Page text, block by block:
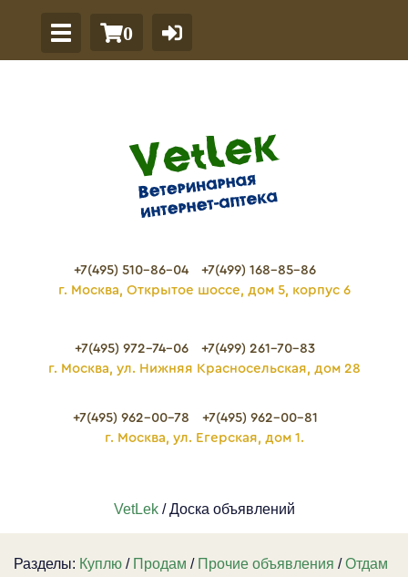
0
+7(495) 510-86-04
+7(499) 168-85-86
г. Москва, Открытое шоссе, дом 5, корпус 6
+7(495) 972-74-06
+7(499) 261-70-83
г. Москва, ул. Нижняя Красносельская, дом 28
+7(495) 962-00-78
+7(495) 962-00-81
г. Москва, ул. Егерская, дом 1.
VetLek/ Доска объявлений
Разделы: Куплю / Продам / Прочие объявления /Отдам